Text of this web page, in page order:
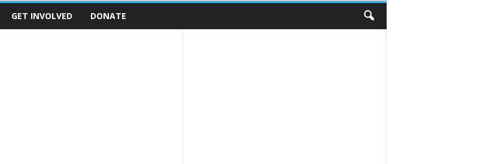
GET INVOLVED DONATE